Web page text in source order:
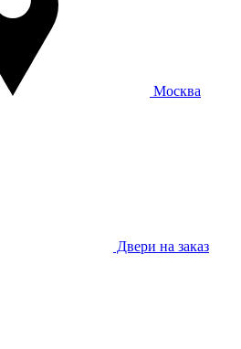
Москва
Двери на заказ